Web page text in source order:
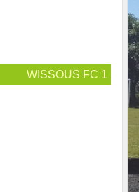
WISSOUS FC 1